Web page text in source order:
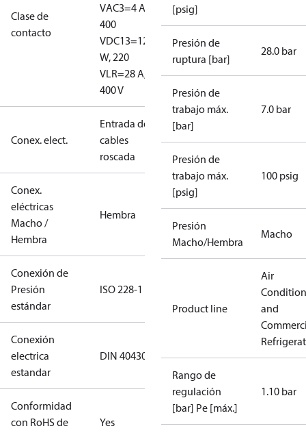
Clase de
contacto
VAC3=4 A,
400
VDC13=12
W, 220
VLR=28 A,
400 V
Conex. elect.
Entrada de
cables
roscada
Conex.
eléctricas
Macho /
Hembra
Hembra
Conexión de
Presión
estándar
ISO 228-1
Conexión
electrica
estandar
DIN 40430
Conformidad
con RoHS de
Yes
[psig]
Presión de
ruptura [bar]
28.0 bar
Presión de
trabajo máx.
[bar]
7.0 bar
Presión de
trabajo máx.
[psig]
100 psig
Presión
Macho/Hembra
Macho
Product line
Air
and
Rango de
regulación
[bar] Pe [máx.]
1.10 bar